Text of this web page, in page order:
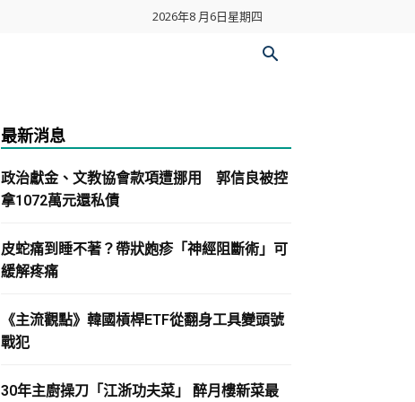
2026年8 月6日星期四
最新消息
政治獻金、文教協會款項遭挪用 郭信良被控
拿1072萬元還私債
皮蛇痛到睡不著？帶狀皰疹「神經阻斷術」可
緩解疼痛
《主流觀點》韓國槓桿ETF從翻身工具變頭號
戰犯
30年主廚操刀「江浙功夫菜」 醉月樓新菜最